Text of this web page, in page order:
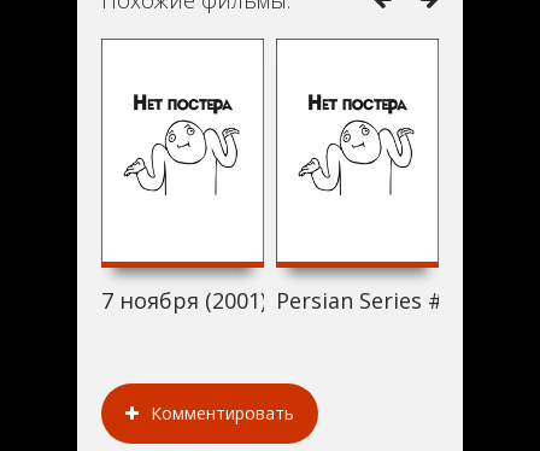
7 ноября (2001) Persian Series #13 (2001)
Комментировать